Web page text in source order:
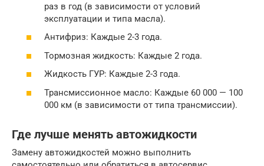
раз в год (в зависимости от условий
эксплуатации и типа масла).
Антифриз: Каждые 2-3 года.
Тормозная жидкость: Каждые 2 года.
Жидкость ГУР: Каждые 2-3 года.
Трансмиссионное масло: Каждые 60 000 — 100
000 км (в зависимости от типа трансмиссии).
Где лучше менять автожидкости
Замену автожидкостей можно выполнить